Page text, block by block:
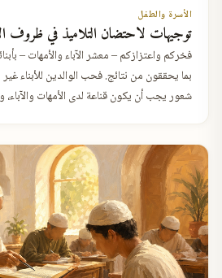
الأسرة والطفل
توجيهات لاحتضان التلاميذ في ظروف
فخركم واعتزازكم – معشر الآباء والأمهات –
بما يحققون من نتائج. فحب الوالدين للأبناء
شعور يجب أن يكون قناعة لدى الأمهات